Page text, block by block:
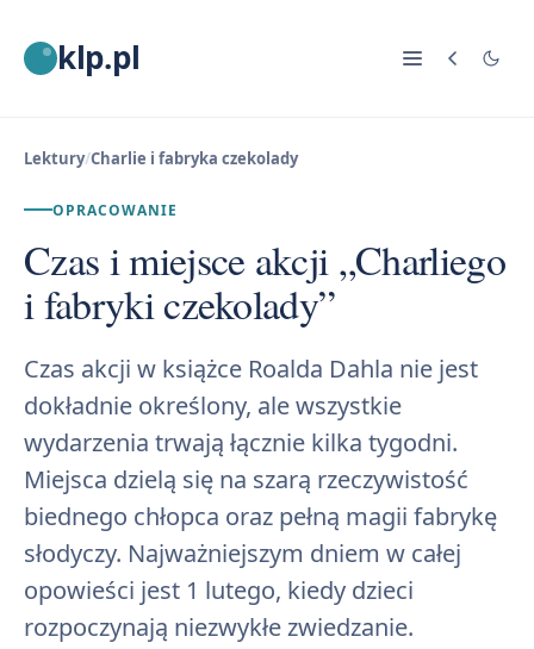
klp.pl
Lektury/Charlie i fabryka czekolady
OPRACOWANIE
Czas i miejsce akcji „Charliego
i fabryki czekolady”
Czas akcji w książce Roalda Dahla nie jest
dokładnie określony, ale wszystkie
wydarzenia trwają łącznie kilka tygodni.
Miejsca dzielą się na szarą rzeczywistość
biednego chłopca oraz pełną magii fabrykę
słodyczy. Najważniejszym dniem w całej
opowieści jest 1 lutego, kiedy dzieci
rozpoczynają niezwykłe zwiedzanie.